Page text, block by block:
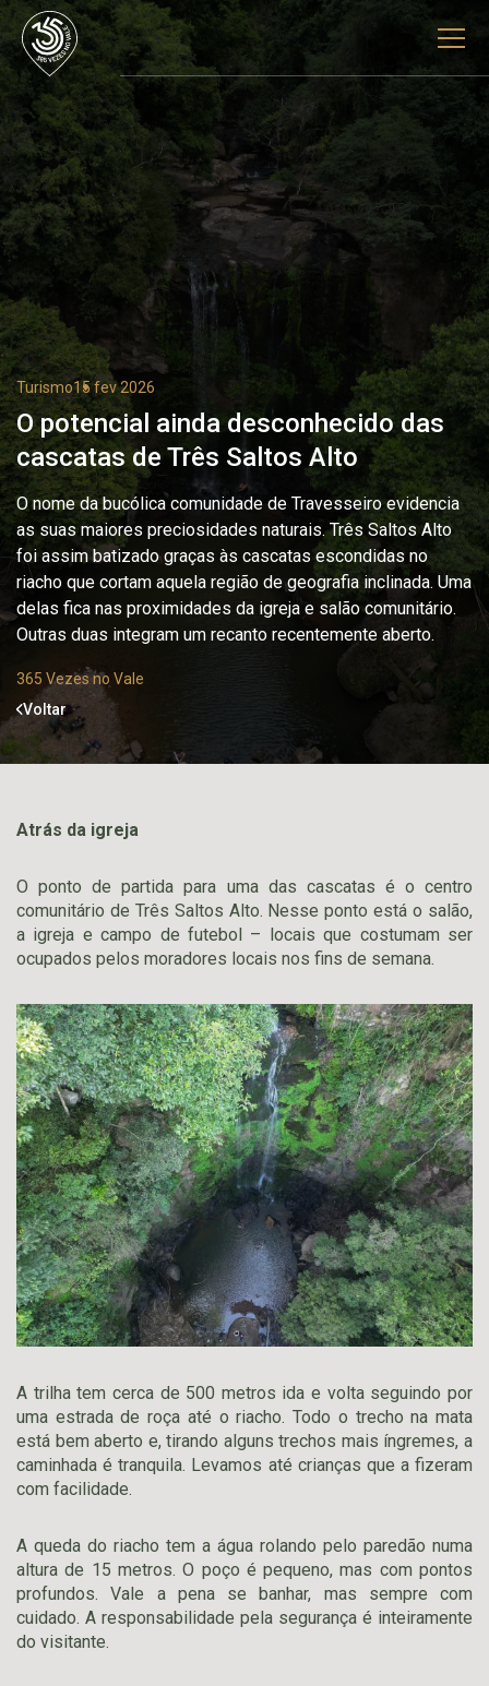
Turismo15 fev 2026
O potencial ainda desconhecido das
cascatas de Três Saltos Alto
O nome da bucólica comunidade de Travesseiro evidencia
as suas maiores preciosidades naturais. Três Saltos Alto
foi assim batizado graças às cascatas escondidas no
riacho que cortam aquela região de geografia inclinada. Uma
delas fica nas proximidades da igreja e salão comunitário.
Outras duas integram um recanto recentemente aberto.
365 Vezes no Vale
Voltar
Atrás da igreja
O ponto de partida para uma das cascatas é o centro
comunitário de Três Saltos Alto. Nesse ponto está o salão,
a igreja e campo de futebol – locais que costumam ser
ocupados pelos moradores locais nos fins de semana.
A trilha tem cerca de 500 metros ida e volta seguindo por
uma estrada de roça até o riacho. Todo o trecho na mata
está bem aberto e, tirando alguns trechos mais íngremes, a
caminhada é tranquila. Levamos até crianças que a fizeram
com facilidade.
A queda do riacho tem a água rolando pelo paredão numa
altura de 15 metros. O poço é pequeno, mas com pontos
profundos. Vale a pena se banhar, mas sempre com
cuidado. A responsabilidade pela segurança é inteiramente
do visitante.